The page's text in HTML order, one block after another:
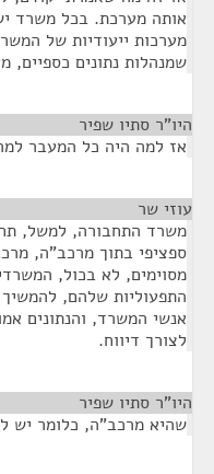
אותה מערכת. בכל משרד
מערכות ייעודיות של
שמנהלות נתונים כספיים,
היו"ר סתיו שפיר
אז למה היה כל המעבר
עוזי שר
משרד התחבורה, למשל,
ספציפי בתוך מרכב"ה,
מסוימים, לא בכול,
התפעוליות שלהם,
אנשי המשרד, והנתונים
לצורך דיווח.
היו"ר סתיו שפיר
שהיא מרכב"ה, כלומר יש